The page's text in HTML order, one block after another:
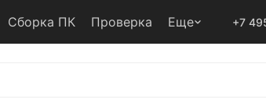
Сборка ПК Проверка Еще +7